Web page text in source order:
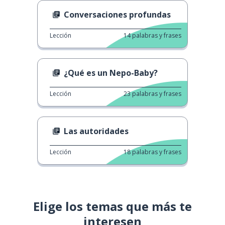
Conversaciones profundas
Lección 14palabras y frases
¿Qué es un Nepo-Baby?
Lección 23palabras y frases
Las autoridades
Lección 18palabras y frases
Elige los temas que más te
interesen